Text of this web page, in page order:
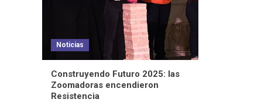
Noticias
Construyendo Futuro 2025: las
Zoomadoras encendieron
Resistencia